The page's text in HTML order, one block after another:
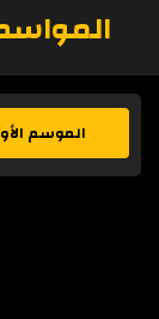
الموسم